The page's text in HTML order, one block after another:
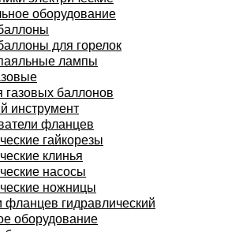
оборудование
для горелок
лампы
баллонов
инструмент
фланцев
гайкорезы
клинья
насосы
ножницы
гидравлический
оборудование